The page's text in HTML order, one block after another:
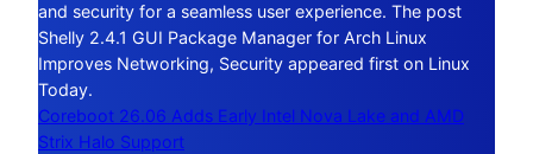
and security for a seamless user experience. The post
Shelly 2.4.1 GUI Package Manager for Arch Linux
Improves Networking, Security appeared first on Linux
Today.
Coreboot 26.06 Adds Early Intel Nova Lake and AMD
Strix Halo Support